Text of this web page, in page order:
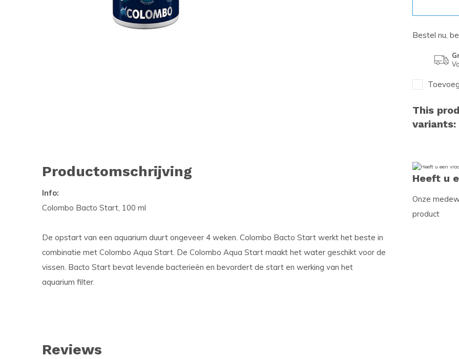
Bestel nu,
This
variants:
Productomschrijving
Info:
Colombo Bacto Start, 100 ml
De opstart van een aquarium duurt ongeveer 4 weken. Colombo Bacto Start werkt het beste in
combinatie met Colombo Aqua Start. De Colombo Aqua Start maakt het water geschikt voor de
vissen. Bacto Start bevat levende bacterieën en bevordert de start en werking van het
aquarium filter.
Heeft u
Onze
product
Reviews